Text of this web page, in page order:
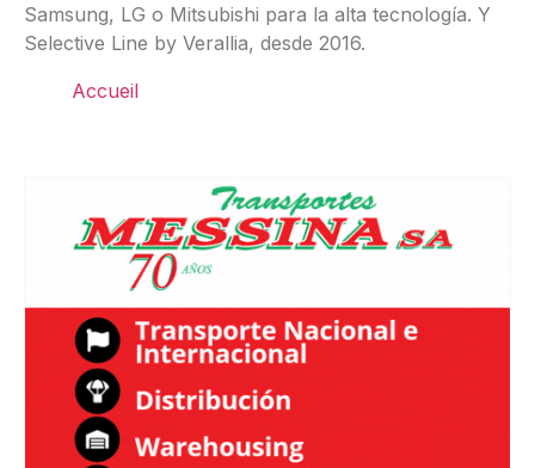
Samsung, LG o Mitsubishi para la alta tecnología. Y
Selective Line by Verallia, desde 2016.
Accueil